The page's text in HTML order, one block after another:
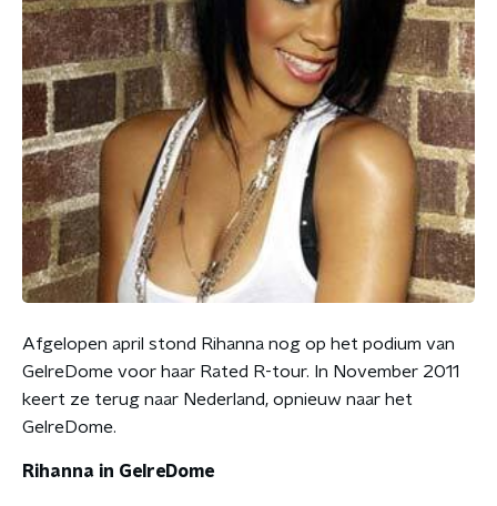
Afgelopen april stond Rihanna nog op het podium van
GelreDome voor haar Rated R-tour. In November 2011
keert ze terug naar Nederland, opnieuw naar het
GelreDome.
Rihanna in GelreDome